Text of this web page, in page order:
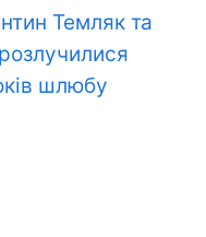
Темляк та
шлюбу